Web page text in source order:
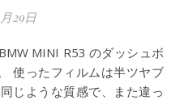
29日
使ったフィルムは半ツヤブ
じような質感で、また違っ